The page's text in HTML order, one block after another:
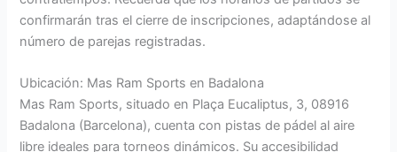
confirmarán tras el cierre de inscripciones, adaptándose al
número de parejas registradas.
Ubicación: Mas Ram Sports en Badalona
Mas Ram Sports, situado en Plaça Eucaliptus, 3, 08916
Badalona (Barcelona), cuenta con pistas de pádel al aire
libre ideales para torneos dinámicos. Su accesibilidad